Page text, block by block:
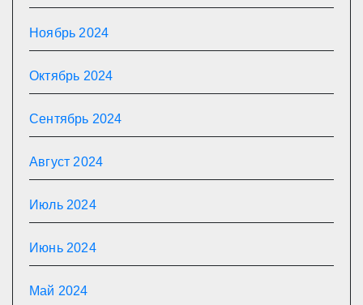
Ноябрь 2024
Октябрь 2024
Сентябрь 2024
Август 2024
Июль 2024
Июнь 2024
Май 2024